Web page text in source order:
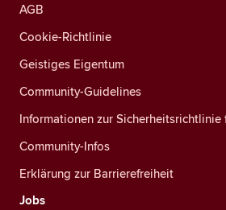
AGB
Cookie-Richtlinie
Geistiges Eigentum
Community-Guidelines
Informationen zur Sicherheitsrichtlinie
Community-Infos
Erklärung zur Barrierefreiheit
Jobs